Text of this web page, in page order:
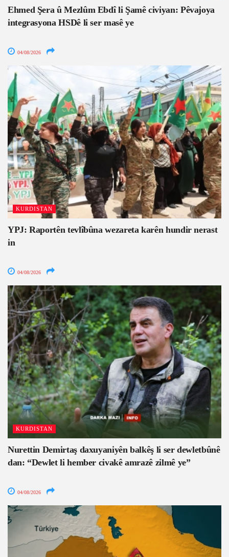
Ehmed Şera û Mezlûm Ebdî li Şamê civiyan: Pêvajoya
integrasyona HSDê li ser masê ye
04/08/2026
KURDISTAN
YPJ: Raportên tevlîbûna wezareta karên hundir nerast
in
04/08/2026
KURDISTAN
Nurettin Demirtaş daxuyaniyên balkêş li ser dewletbûnê
dan: “Dewlet li hember civakê amrazê zilmê ye”
04/08/2026